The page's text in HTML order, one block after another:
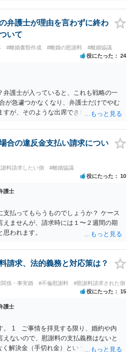
撃者として就業先の従業員がおり、目撃
要になるケースなどでは、裁判の追行
ればならない場合や、就業先の従業員に
場合があります。 また、仮に訴訟におい
として、被告がこれを任意に支払わな
ることで債権の回収を図ることができ
差し押さえる場合には、裁判所から被告
ので、訴訟が起こったことを事後的に
ます。 警察への被害届の提出というの
だ、当然ながら強制わいせつを行ったこ
で勝訴することはできません。
弁護士が理由を言わずに終わ
いて
#離婚書類作成 #離婚の慰謝料 #離婚協議
役にたった 24
弁護士が入っていると、これも戦略の一
が急遽つかなくなり、弁護士だけでやむ
すが、そのような出席できない理由がな
略は聞いたことはありません。
合の違反金支払い請求につい
謝料請求したい側 #離婚協議
役にたった 10
護士
支払ってもらうものでしょうか？ ケース
えませんが、請求時には１〜２週間の期
われます。
請求、法的義務と対応策は？
係・事実婚 #不倫慰謝料 #慰謝料請求された側
役にたった 15
護士
。 1 ご事情を拝見する限り、婚約や内
ないので、慰謝料の支払義務はないと
解決金（手切れ金）という名目で数十